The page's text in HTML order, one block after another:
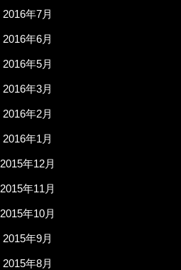
2016年7月
2016年6月
2016年5月
2016年3月
2016年2月
2016年1月
2015年12月
2015年11月
2015年10月
2015年9月
2015年8月